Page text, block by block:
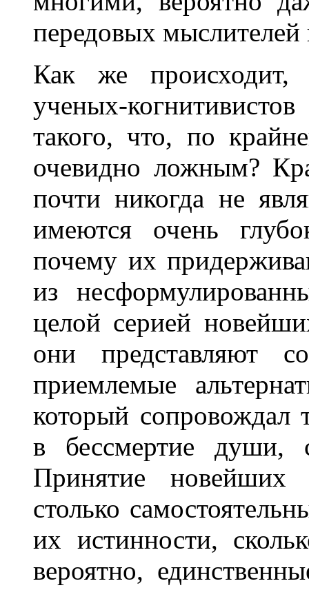
передовых мыслителей
Как же
ученых-
такого, что, по
очевидно ложным?
почти никогда не
имеются очень
почему их
из
целой серией
они представляют
приемлемые
который сопровождал
в бессмертие души,
Принятие новейших
столько
их истинности,
вероятно,